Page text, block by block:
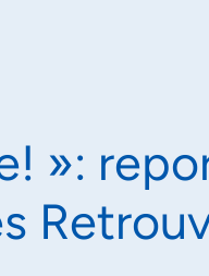
»: